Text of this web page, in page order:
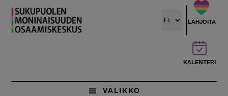
Hyppää
pääsisältöön
LAHJOITA
KALENTERI
VALIKKO